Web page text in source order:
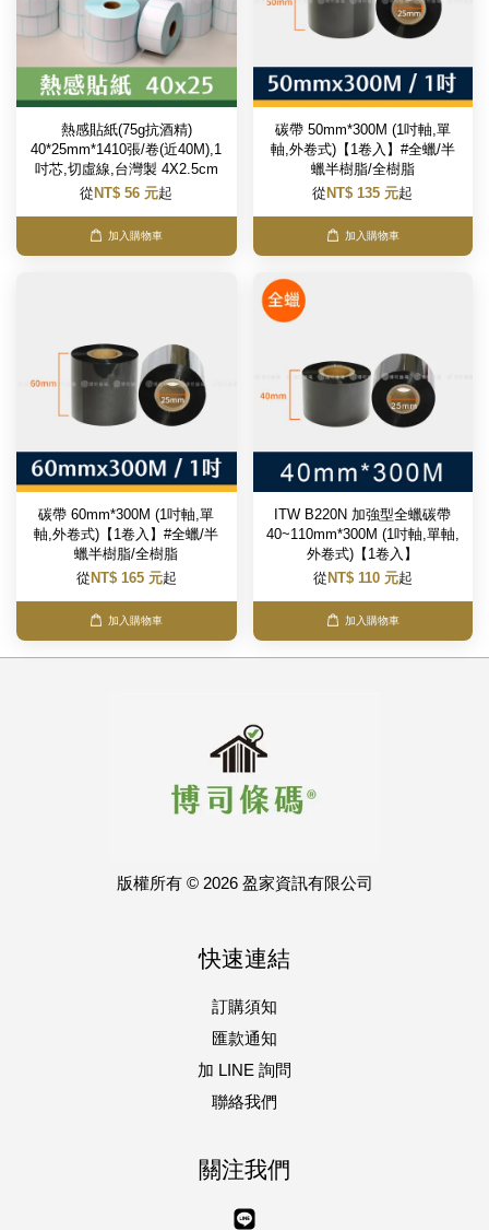
熱感貼紙(75g抗酒精)
40*25mm*1410張/卷(近40M),1
吋芯,切虛線,台灣製 4X2.5cm
從 NT$ 56 元起
加入購物車
碳帶 50mm*300M (1吋軸,單
軸,外卷式)【1卷入】#全蠟/半
蠟半樹脂/全樹脂
從 NT$ 135 元起
加入購物車
碳帶 60mm*300M (1吋軸,單
軸,外卷式)【1卷入】#全蠟/半
蠟半樹脂/全樹脂
從 NT$ 165 元起
加入購物車
ITW B220N 加強型全蠟碳帶
40~110mm*300M (1吋軸,單軸,
外卷式)【1卷入】
從 NT$ 110 元起
加入購物車
版權所有 © 2026 盈家資訊有限公司
快速連結
訂購須知
匯款通知
加 LINE 詢問
聯絡我們
關注我們